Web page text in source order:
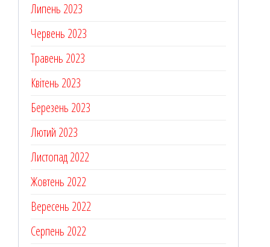
Липень 2023
Червень 2023
Травень 2023
Квітень 2023
Березень 2023
Лютий 2023
Листопад 2022
Жовтень 2022
Вересень 2022
Серпень 2022